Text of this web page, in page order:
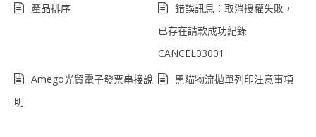
產品排序
錯誤訊息：取消授權失敗，
已存在請款成功紀錄
CANCEL03001
Amego光貿電子發票串接說
明
黑貓物流拋單列印注意事項